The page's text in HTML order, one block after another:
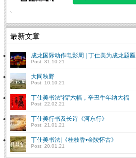
最新文章
成龙国际动作电影周 | 丁仕美为成龙题匾
Post: 31.10.21
大同秋野
Post: 10.10.21
丁仕美书法“福”六幅，辛丑牛年纳大福
Post: 22.02.21
丁仕美行书及长诗《河东行》
Post: 21.01.21
丁仕美书法|《桂枝香•金陵怀古》
Post: 20.01.21